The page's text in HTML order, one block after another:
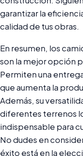
garantizar la
calidad de tus obras.
En resumen, los
son la mejor opción
Permiten una
que aumenta la
Además, su
diferentes terrenos
indispensable para
No dudes en
éxito está en la